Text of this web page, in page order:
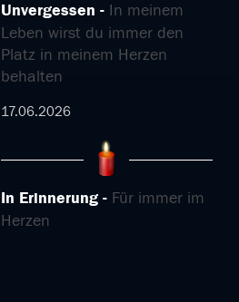
Unvergessen
In meinem
Leben wirst du immer den
Platz in meinem Herzen
behalten
17.06.2026
In Erinnerung
Für immer im
Herzen